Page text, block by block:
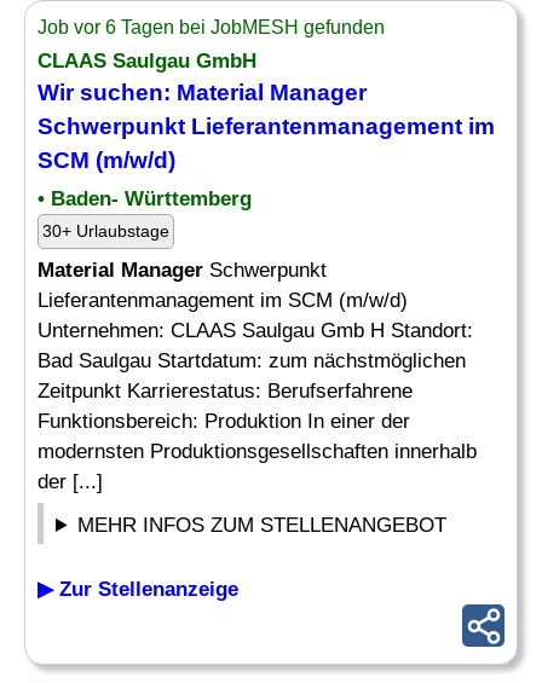
Job vor 6 Tagen bei JobMESH gefunden
CLAAS Saulgau GmbH
Wir suchen: Material Manager
Schwerpunkt Lieferantenmanagement im
SCM (m/w/d)
• Baden- Württemberg
30+ Urlaubstage
Material Manager Schwerpunkt
Lieferantenmanagement im SCM (m/w/d)
Unternehmen: CLAAS Saulgau Gmb H Standort:
Bad Saulgau Startdatum: zum nächstmöglichen
Zeitpunkt Karrierestatus: Berufserfahrene
Funktionsbereich: Produktion In einer der
modernsten Produktionsgesellschaften innerhalb
der [...]
MEHR INFOS ZUM STELLENANGEBOT
▶ Zur Stellenanzeige